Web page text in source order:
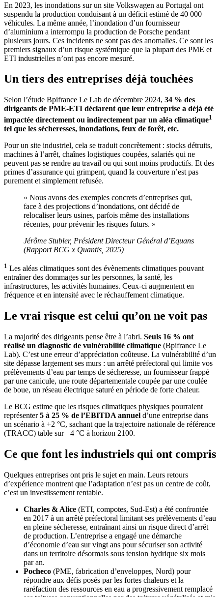
En 2023, les inondations sur un site Volkswagen au Portugal ont
suspendu la production conduisant à un déficit estimé de 40 000
véhicules. La même année, l’inondation d’un fournisseur
d’aluminium a interrompu la production de Porsche pendant
plusieurs jours. Ces incidents ne sont pas des anomalies. Ce sont les
premiers signaux d’un risque systémique que la plupart des PME et
ETI industrielles n’ont pas encore mesuré.
Un tiers des entreprises déjà touchées
Selon l’étude Bpifrance Le Lab de décembre 2024, 34 % des
dirigeants de PME-ETI déclarent que leur entreprise a déjà été
impactée directement ou indirectement par un aléa climatique1
tel que les sècheresses, inondations, feux de forêt, etc.
Pour un site industriel, cela se traduit concrètement : stocks détruits,
machines à l’arrêt, chaînes logistiques coupées, salariés qui ne
peuvent pas se rendre au travail ou qui sont moins productifs. Et des
primes d’assurance qui grimpent, quand la couverture n’est pas
purement et simplement refusée.
« Nous avons des exemples concrets d’entreprises qui,
face à des projections d’inondations, ont décidé de
relocaliser leurs usines, parfois même des installations
récentes, pour prévenir les risques futurs. »
Jérôme Stubler, Président Directeur Général d’Equans
(Rapport BCG x Quantis, 2025)
1 Les aléas climatiques sont des évènements climatiques pouvant
entraîner des dommages sur les personnes, la santé, les
infrastructures, les activités humaines. Ceux-ci augmentent en
fréquence et en intensité avec le réchauffement climatique.
Le vrai risque est celui qu’on ne voit pas
La majorité des dirigeants pense être à l’abri. Seuls 16 % ont
réalisé un diagnostic de vulnérabilité climatique (Bpifrance Le
Lab). C’est une erreur d’appréciation coûteuse. La vulnérabilité d’un
site dépasse largement ses murs : un arrêté préfectoral qui limite vos
prélèvements d’eau par temps de sécheresse, un fournisseur frappé
par une canicule, une route départementale coupée par une coulée
de boue, un réseau électrique saturé en période de forte chaleur.
Le BCG estime que les risques climatiques physiques pourraient
représenter5 à 25 % de l’EBITDA annuel d’une entreprise dans
un scénario à +2 °C, sachant que la trajectoire nationale de référence
(TRACC) table sur +4 °C à horizon 2100.
Ce que font les industriels qui ont compris
Quelques entreprises ont pris le sujet en main. Leurs retours
d’expérience montrent que l’adaptation n’est pas un centre de coût,
c’est un investissement rentable.
Charles & Alice (ETI, compotes, Sud-Est) a été confrontée
en 2017 à un arrêté préfectoral limitant ses prélèvements d’eau
en pleine sécheresse, entraînant ainsi un risque direct d’arrêt
de production. L’entreprise a engagé une démarche
d’économie d’eau sur vingt ans pour sécuriser son activité
dans un territoire désormais sous tension hydrique six mois
par an.
Pocheco (PME, fabrication d’enveloppes, Nord) pour
répondre aux défis posés par les fortes chaleurs et la
raréfaction des ressources en eau a progressivement remplacé